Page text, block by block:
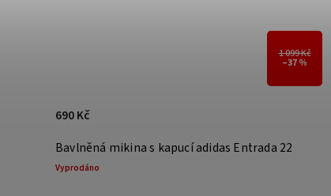
2 198 Kč
–32 %
Bavlněná souprava s kapucí adidas Entrada 26
Skladem
1 490 Kč